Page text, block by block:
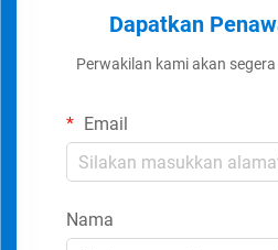
Dapatkan
Perwakilan kami akan
Email
Nama